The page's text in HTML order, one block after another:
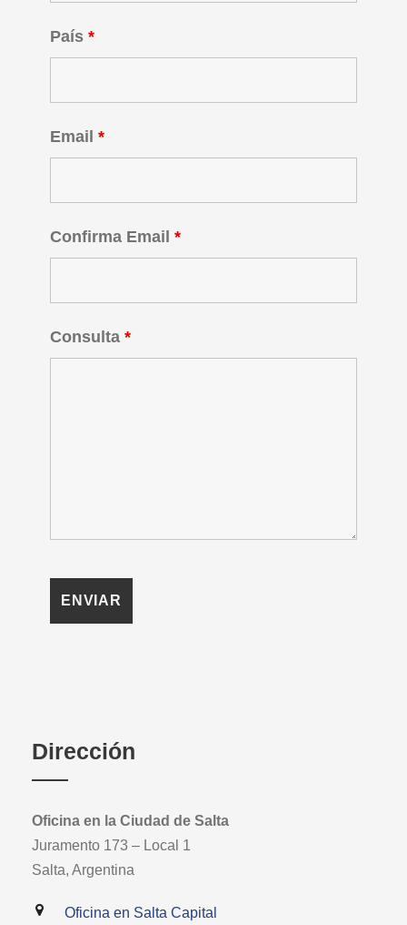
País *
Email *
Confirma Email *
Consulta *
Dirección
Oficina en la Ciudad de Salta
Juramento 173 – Local 1
Salta, Argentina
Oficina en Salta Capital